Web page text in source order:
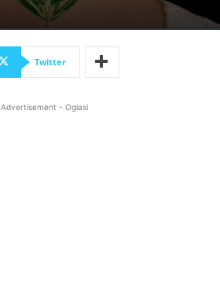
Twitter
Advertisement - Oglasi